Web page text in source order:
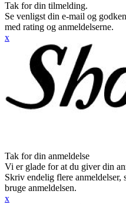
Tak for din tilmelding.
Se venligst din e-mail og
med rating og anmeldelserne.
x
Tak for din anmeldelse
Vi er glade for at du giver din
Skriv endelig flere anmeldelser,
bruge anmeldelsen.
x